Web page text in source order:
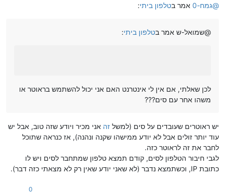
@גמח-0 אמר בטלפון ביתי:
@שמואל-ש אמר בטלפון ביתי:
לכן שאלתי, אם אין לי אינטרנט האם אני יכול להשתמש בראוטר או
משהו אחר עם סים???
יש ראוטרים שעובדים על סים (למשל זה אני מכיר ויודע שזה טוב, אבל יש
עוד יותר זולים אבל לא יודע ממישהו שקנה ונהנה), אז כנראה שתוכל
לחבר את זה לראוטר כזה.
לגבי חיבור הטלפון לסים, קודם תמצא טלפון שמתחבר לסים ויש לו
כתובת IP, וכשתמצא נדבר (לא שאני יודע שאין רק לא מצאתי כזה דבר).
0